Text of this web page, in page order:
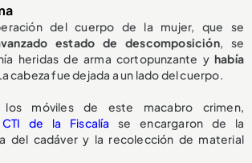
del cuerpo de la mujer, que se
estado de descomposición, se
heridas de arma cortopunzante y había
cabeza fue dejada a un lado del cuerpo.
los móviles de este macabro crimen,
CTI de la Fiscalía se encargaron de la
del cadáver y la recolección de material